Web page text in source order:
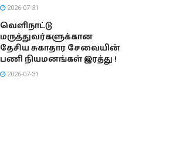
2026-07-31
வெளிநாட்டு
மருத்துவர்களுக்கான
தேசிய சுகாதார சேவையின்
பணி நியமனங்கள் இரத்து !
2026-07-31